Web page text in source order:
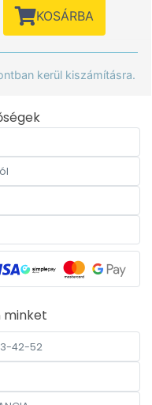
KOSÁRBA
kerül kiszámításra.
minket
42-52